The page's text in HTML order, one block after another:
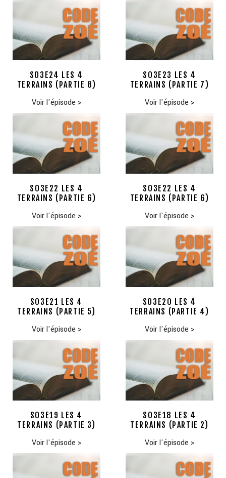
S03E24 LES 4
TERRAINS (PARTIE 8)
Voir l'épisode >
S03E23 LES 4
TERRAINS (PARTIE 7)
Voir l'épisode >
S03E22 LES 4
TERRAINS (PARTIE 6)
Voir l'épisode >
S03E22 LES 4
TERRAINS (PARTIE 6)
Voir l'épisode >
S03E21 LES 4
TERRAINS (PARTIE 5)
Voir l'épisode >
S03E20 LES 4
TERRAINS (PARTIE 4)
Voir l'épisode >
S03E19 LES 4
TERRAINS (PARTIE 3)
Voir l'épisode >
S03E18 LES 4
TERRAINS (PARTIE 2)
Voir l'épisode >